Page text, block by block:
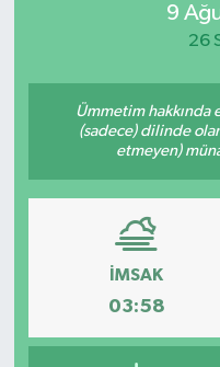
9
26
Ümmetim hakkında
(sadece) dilinde
etmeyen)
İMSAK
03:58